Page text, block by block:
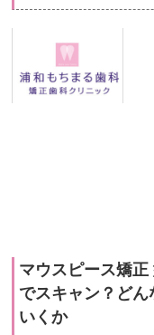
マウスピース矯
でスキャン？ど
いくか